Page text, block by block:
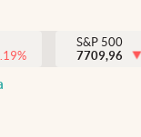
México
%
S&P 500
7709,96